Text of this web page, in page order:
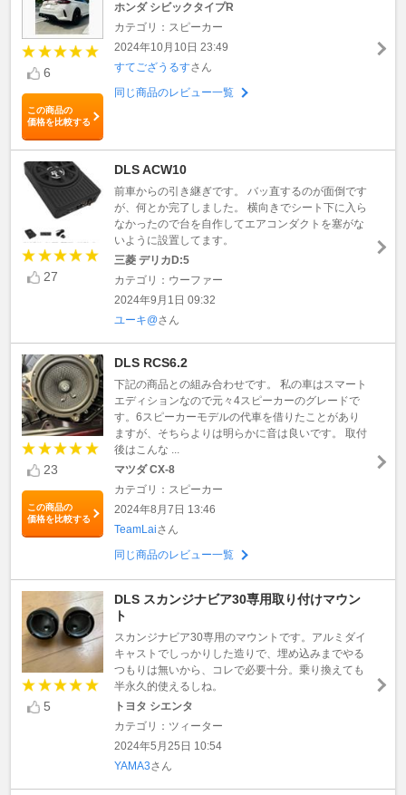
6
この商品の
価格を比較する
ホンダ シビックタイプR
カテゴリ：スピーカー
2024年10月10日 23:49
すてござうるすさん
同じ商品のレビュー一覧
27
DLS ACW10
前車からの引き継ぎです。 バッ直するのが面倒です
が、何とか完了しました。 横向きでシート下に入ら
なかったので台を自作してエアコンダクトを塞がな
いように設置してます。
三菱 デリカD:5
カテゴリ：ウーファー
2024年9月1日 09:32
ユーキ@さん
23
この商品の
価格を比較する
DLS RCS6.2
下記の商品との組み合わせです。 私の車はスマート
エディションなので元々4スピーカーのグレードで
す。6スピーカーモデルの代車を借りたことがあり
ますが、そちらよりは明らかに音は良いです。 取付
後はこんな ...
マツダ CX-8
カテゴリ：スピーカー
2024年8月7日 13:46
TeamLaiさん
同じ商品のレビュー一覧
5
DLS スカンジナビア30専用取り付けマウン
ト
スカンジナビア30専用のマウントです。アルミダイ
キャストでしっかりした造りで、埋め込みまでやる
つもりは無いから、コレで必要十分。乗り換えても
半永久的使えるしね。
トヨタ シエンタ
カテゴリ：ツィーター
2024年5月25日 10:54
YAMA3さん